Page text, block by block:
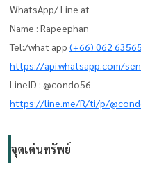
WhatsApp/ Line at
Name : Rapeephan
Tel:/what app (+66) 062
https://api.whatsapp.com/
LineID : @condo56
https://line.me/R/ti/p/
www.thelivingbkk.com (บริษัท
รับฝาก ขาย เช่า คอนโด บ้าน แ
จุดเด่นทรัพย์